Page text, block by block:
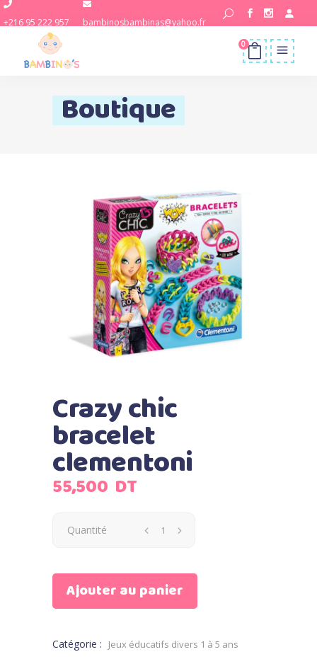
+216 95 222 957 bambinosbambinas@yahoo.fr
0
Boutique
Crazy chic
bracelet
clementoni
55,500 DT
Quantité
Ajouter au panier
Catégorie : Jeux éducatifs divers 1 à 5 ans